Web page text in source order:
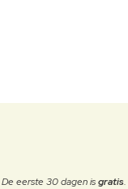
De eerste 30 dagen isgratis.